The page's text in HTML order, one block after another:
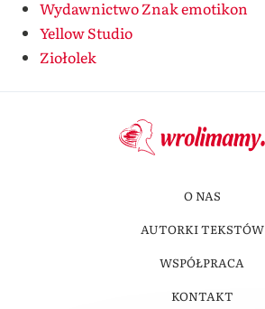
Wydawnictwo Znak emotikon
Yellow Studio
Ziołolek
O NAS
AUTORKI TEKSTÓW
WSPÓŁPRACA
KONTAKT